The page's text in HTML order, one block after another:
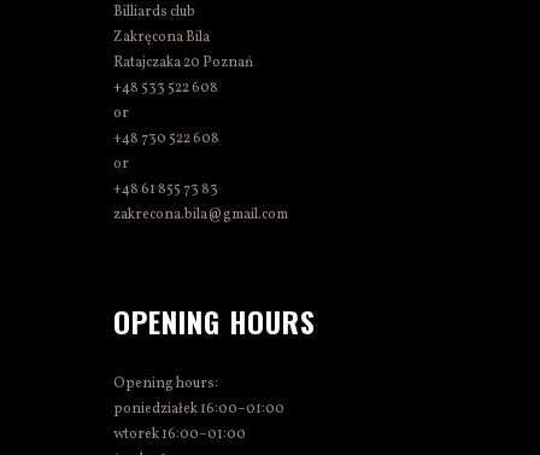
Billiards club
Zakręcona Bila
Ratajczaka 20 Poznań
+48 533 522 608
or
+48 730 522 608
or
+48 61 855 73 83
zakrecona.bila@gmail.com
OPENING HOURS
Opening hours:
poniedziałek 16:00–01:00
wtorek 16:00–01:00